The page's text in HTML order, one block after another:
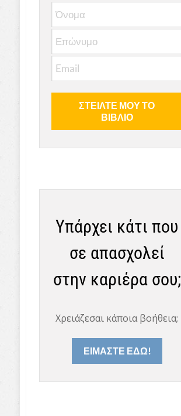
Υπάρχει κάτι που
σε απασχολεί
στην καριέρα σου;
Χρειάζεσαι κάποια βοήθεια;
ΕΙΜΑΣΤΕ ΕΔΩ!